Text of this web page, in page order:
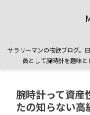
サラリーマンの物欲ブログ。
員として腕時計を趣味と
腕時計って資産
たの知らない高